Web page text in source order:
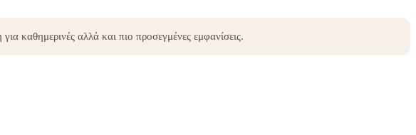
καθημερινές αλλά και πιο προσεγμένες εμφανίσεις.